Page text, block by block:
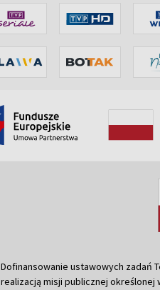
Dofinansowanie ustawowych zadań
realizacją misji publicznej określonej